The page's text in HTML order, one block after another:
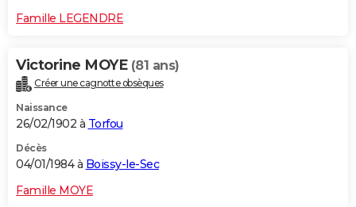
Famille LEGENDRE
Victorine MOYE (81 ans)
Créer une cagnotte obsèques
Naissance
26/02/1902 à Torfou
Décès
04/01/1984 à Boissy-le-Sec
Famille MOYE